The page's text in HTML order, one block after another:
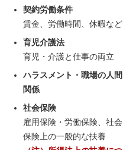
契約労働条件
賃金、労働時間、休暇など
育児介護法
育児・介護と仕事の両立
ハラスメント・職場の人間
関係
社会保険
雇用保険・労働保険、社会
保険上の一般的な扶養